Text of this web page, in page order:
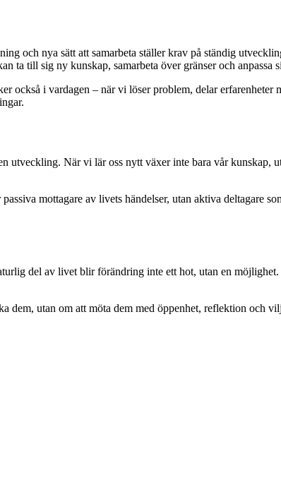
och nya sätt att samarbeta ställer krav på ständig
ta till sig ny kunskap, samarbeta över gränser och anpassa
också i vardagen – när vi löser problem, delar erfarenheter
utveckling. När vi lär oss nytt växer inte bara vår
mottagare av livets händelser, utan aktiva deltagare
del av livet blir förändring inte ett hot, utan en
dem, utan om att möta dem med öppenhet, reflektion och